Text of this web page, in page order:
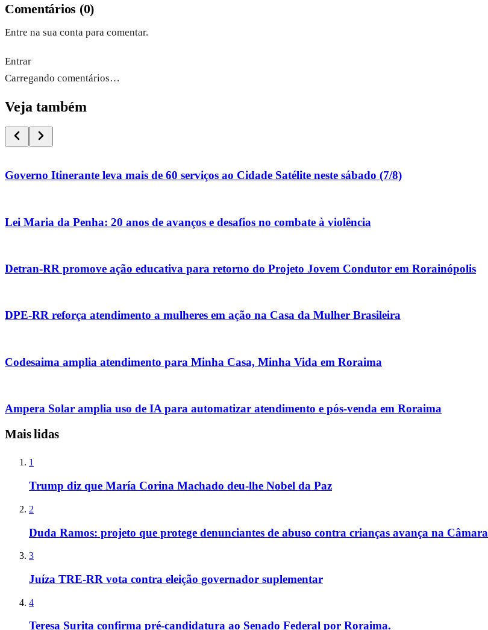
Comentários (0)
Entre na sua conta para comentar.
Entrar
Carregando comentários…
Veja também
Governo Itinerante leva mais de 60 serviços ao Cidade Satélite neste sábado (7/8)
Lei Maria da Penha: 20 anos de avanços e desafios no combate à violência
Detran-RR promove ação educativa para retorno do Projeto Jovem Condutor em Rorainópolis
DPE-RR reforça atendimento a mulheres em ação na Casa da Mulher Brasileira
Codesaima amplia atendimento para Minha Casa, Minha Vida em Roraima
Ampera Solar amplia uso de IA para automatizar atendimento e pós-venda em Roraima
Mais lidas
1
Trump diz que María Corina Machado deu-lhe Nobel da Paz
2
Duda Ramos: projeto que protege denunciantes de abuso contra crianças avança na Câmara
3
Juíza TRE-RR vota contra eleição governador suplementar
4
Teresa Surita confirma pré-candidatura ao Senado Federal por Roraima.